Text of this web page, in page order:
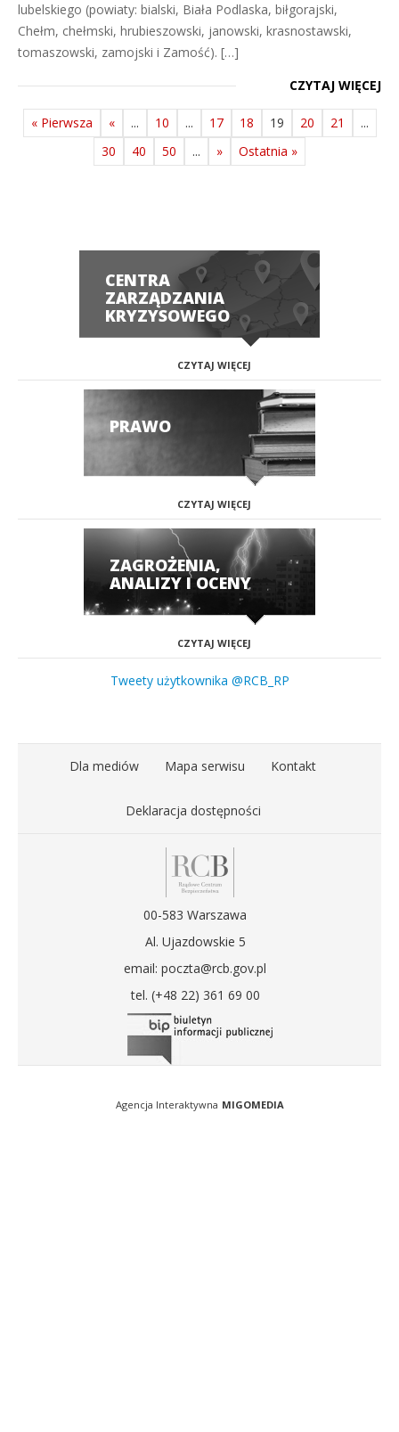
lubelskiego (powiaty: bialski, Biała Podlaska, biłgorajski,
Chełm, chełmski, hrubieszowski, janowski, krasnostawski,
tomaszowski, zamojski i Zamość). […]
CZYTAJ WIĘCEJ
« Pierwsza « ... 10 ... 17 18 19 20 21
...
30
40 50 ... » Ostatnia »
CENTRA
ZARZĄDZANIA
KRYZYSOWEGO
CZYTAJ WIĘCEJ
PRAWO
CZYTAJ WIĘCEJ
ZAGROŻENIA,
ANALIZY I OCENY
CZYTAJ WIĘCEJ
Tweety użytkownika @RCB_RP
Dla mediów Mapa serwisu Kontakt
Deklaracja dostępności
00-583 Warszawa
Al. Ujazdowskie 5
email: poczta@rcb.gov.pl
tel. (+48 22) 361 69 00
Agencja Interaktywna MIGOMEDIA